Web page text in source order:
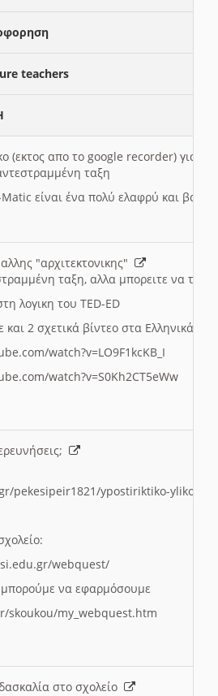
teachers
(εκτος απο το google recorder) για
ταξη
είναι ένα πολύ ελαφρύ και
"αρχιτεκτονικης"
ταξη, αλλα μπορειτε να το
λογικη του TED-ED
και 2 σχετικά βίντεο στα Ελληνικά:
watch?v=LO9F1kcKB_I
watch?v=S0Kh2CT5eWw
pekesipeir1821/ypostiriktiko-yliko/
webquest/
να εφαρμόσουμε
skoukou/my_webquest.htm
στο σχολείο